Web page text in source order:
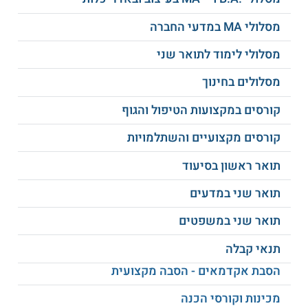
יחסי גומלין של צמחים
ובעלי חיים
איסוף נתונים וניתוח
תוצאות מדעיות
אוכלוסיות
השתלמות הסמכה
למחקר בבעלי חיים
תנאי הקבלה ומבנה הלימודים
למסלול לימודים זה יתקבלו בוגרי תואר ראשון
במסלול זה כוללים כתיבת עבודת גמר מחקרית
(תיזה). תכנית הלימודים כוללת קורסי חובה, קורסי
בחירה וקורסי עזר ללא ניקוד. משך הלימודים הוא
מסלולי MA במדעי החברה
מסלולי לימוד לתואר שני
מסלולים בחינוך
קורסים במקצועות הטיפול והגוף
קורסים מקצועיים והשתלמויות
תואר ראשון בסיעוד
תואר שני במדעים
תואר שני במשפטים
תנאי קבלה
הסבת אקדמאים - הסבה מקצועית
מכינות וקורסי הכנה